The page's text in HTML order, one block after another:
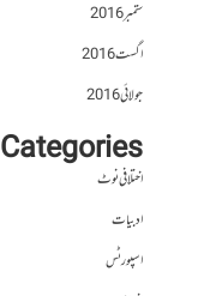
ستمبر 2016
اگست 2016
جولائی 2016
Categories
اختلافی نوٹ
ادبیات
اسپورٹس